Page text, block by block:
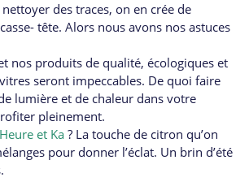
des traces, on en crée de
tête. Alors nous avons nos astuces
nos produits de qualité, écologiques et
seront impeccables. De quoi faire
lumière et de chaleur dans votre
pleinement.
Heure et Ka ? La touche de citron qu’on
pour donner l’éclat. Un brin d’été